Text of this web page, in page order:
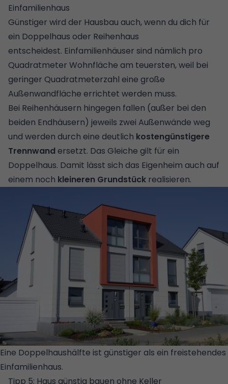
Einfamilienhaus
Günstiger wird der Hausbau auch, wenn du dich für
ein Doppelhaus oder Reihenhaus
entscheidest. Einfamilienhäuser sind nämlich pro
Quadratmeter Wohnfläche am teuersten, weil bei
geringer Quadratmeterzahl eine große
Außenwandfläche errichtet werden muss.
Bei Reihenhäusern hingegen fallen (außer bei den
beiden Endhäusern) jeweils zwei Außenwände weg
und werden durch eine deutlich kostengünstigere
Trennwand ersetzt. Das Gleiche gilt für ein
Doppelhaus. Damit lässt sich das Eigenheim auch auf
einem noch kleineren Grundstück realisieren.
Eine Doppelhaushälfte ist günstiger als ein freistehendes
Einfamilienhaus.
Tipp 5: Haus günstig bauen ohne Keller